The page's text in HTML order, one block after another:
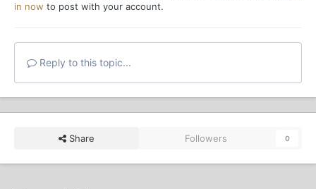
in now to post with your account.
Reply to this topic...
Share Followers 0